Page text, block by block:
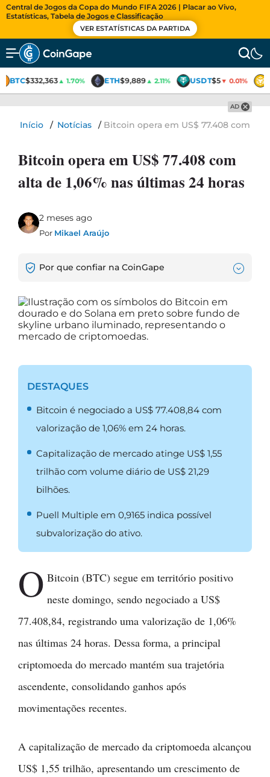
Central de Jogos da Copa do Mundo FIFA 2026 | Placar ao Vivo,
Estatísticas, Tabela de Jogos e Classificação
VER ESTATÍSTICAS DA PARTIDA
BTC$332,363▲ 1.70% ETH$9,889▲ 2.11% USDT$5▼ 0.01%
AD
Início / Notícias / Bitcoin opera em US$ 77.408 com
Bitcoin opera em US$ 77.408 com
alta de 1,06% nas últimas 24 horas
2 meses ago
Por Mikael Araújo
Por que confiar na CoinGape
DESTAQUES
Bitcoin é negociado a US$ 77.408,84 com
valorização de 1,06% em 24 horas.
Capitalização de mercado atinge US$ 1,55
trilhão com volume diário de US$ 21,29
bilhões.
Puell Multiple em 0,9165 indica possível
subvalorização do ativo.
O Bitcoin (BTC) segue em território positivo
neste domingo, sendo negociado a US$
77.408,84, registrando uma valorização de 1,06%
nas últimas 24 horas. Dessa forma, a principal
criptomoeda do mercado mantém sua trajetória
ascendente, consolidando ganhos após
movimentações recentes.
A capitalização de mercado da criptomoeda alcançou
US$ 1,55 trilhão, apresentando um crescimento de